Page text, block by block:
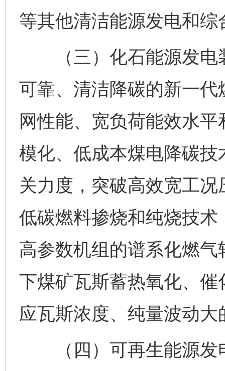
等其他清洁能源发电和综
（三）化石能源发电
可靠、清洁降碳的新一
网性能、宽负荷能效水
模化、低成本煤电降碳
关力度，突破高效宽工
低碳燃料掺烧和纯烧技
高参数机组的谱系化燃
下煤矿瓦斯蓄热氧化、
应瓦斯浓度、纯量波动
（四）可再生能源发